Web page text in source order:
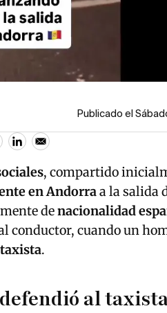
Publicado el
, compartido
en Andorraa la salida
denacionalidad
conductor, cuando un
.
al